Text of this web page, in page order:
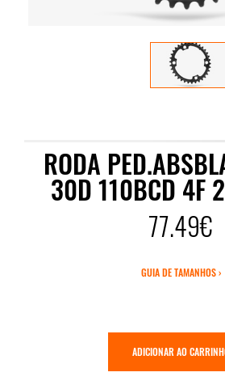
RODA
30D 110BCD 4F
77.49€
GUIA DE TAMANHOS ›
ADICIONAR AO